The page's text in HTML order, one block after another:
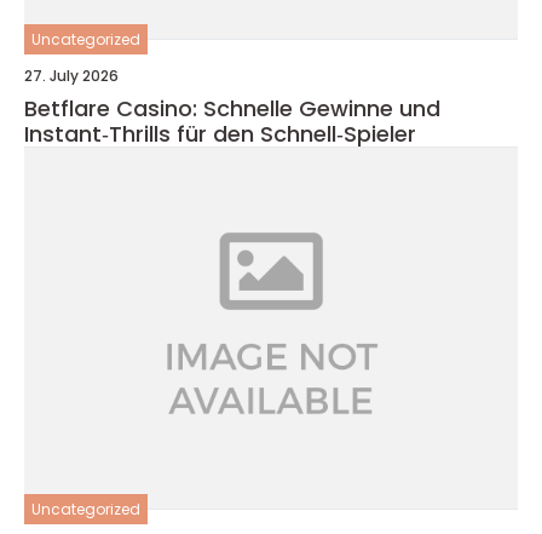
Uncategorized
27. July 2026
Betflare Casino: Schnelle Gewinne und
Instant‑Thrills für den Schnell‑Spieler
Uncategorized